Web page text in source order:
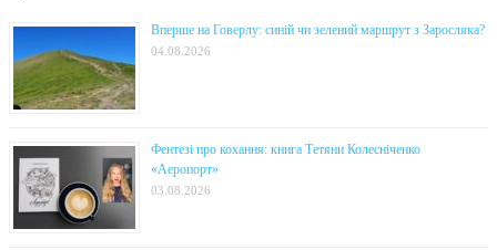
Вперше на Говерлу: синій чи зелений маршрут з Заросляка?
04.08.2026
Фентезі про кохання: книга Тетяни Колесніченко
«Аеропорт»
03.08.2026